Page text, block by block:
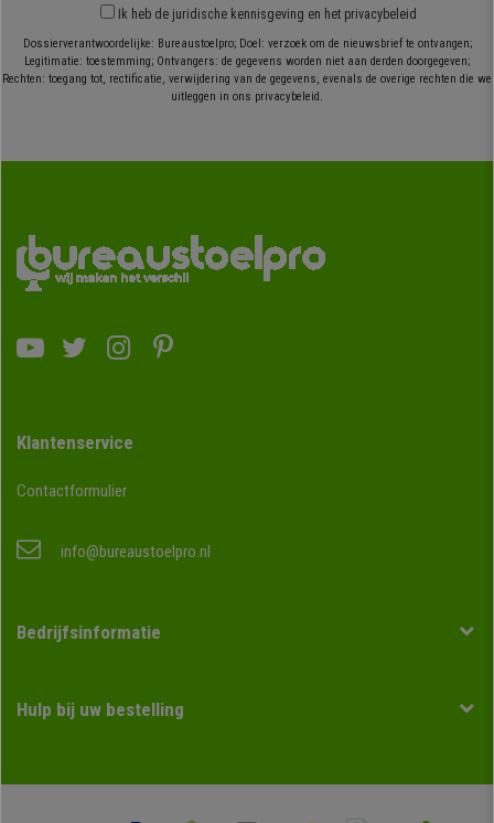
Ik heb de juridische kennisgeving en het privacybeleid
Dossierverantwoordelijke: Bureaustoelpro; Doel: verzoek om de nieuwsbrief te ontvangen;
Legitimatie: toestemming; Ontvangers: de gegevens worden niet aan derden doorgegeven;
Rechten: toegang tot, rectificatie, verwijdering van de gegevens, evenals de overige rechten die we
uitleggen in ons privacybeleid.
Klantenservice
Contactformulier
info@bureaustoelpro.nl
Bedrijfsinformatie
Hulp bij uw bestelling